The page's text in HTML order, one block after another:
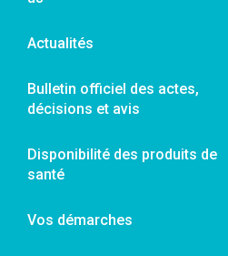
Actualités
Bulletin officiel des actes,
décisions et avis
Disponibilité des produits de
santé
Vos démarches